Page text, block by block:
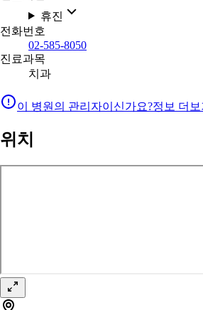
휴진
전화번호
02-585-8050
진료과목
치과
이 병원의 관리자이신가요?정보 더보
위치